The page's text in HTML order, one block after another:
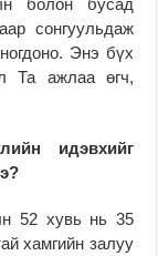
болон бусад
сонгуульдаж
Энэ бүх
Та ажлаа өгч,
идэвхийг
52 хувь нь 35
хамгийн залуу